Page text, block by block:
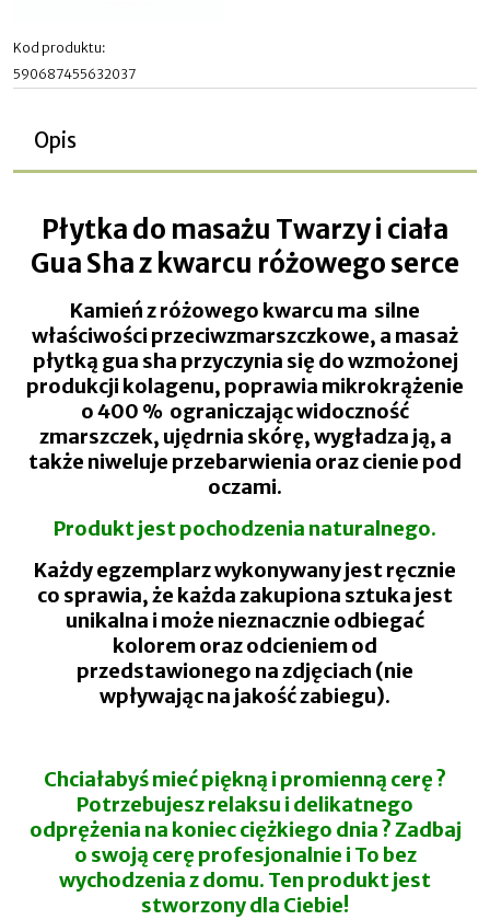
Kod produktu:
590687455632037
Opis
Płytka do masażu Twarzy i ciała
Gua Sha z kwarcu różowego serce
Kamień z różowego kwarcu ma silne
właściwości przeciwzmarszczkowe, a masaż
płytką gua sha przyczynia się do wzmożonej
produkcji kolagenu, poprawia mikrokrążenie
o 400 % ograniczając widoczność
zmarszczek, ujędrnia skórę, wygładza ją, a
także niweluje przebarwienia oraz cienie pod
oczami.
Produkt jest pochodzenia naturalnego.
Każdy egzemplarz wykonywany jest ręcznie
co sprawia, że każda zakupiona sztuka jest
unikalna i może nieznacznie odbiegać
kolorem oraz odcieniem od
przedstawionego na zdjęciach (nie
wpływając na jakość zabiegu).
Chciałabyś mieć piękną i promienną cerę ?
Potrzebujesz relaksu i delikatnego
odprężenia na koniec ciężkiego dnia ? Zadbaj
o swoją cerę profesjonalnie i To bez
wychodzenia z domu. Ten produkt jest
stworzony dla Ciebie!